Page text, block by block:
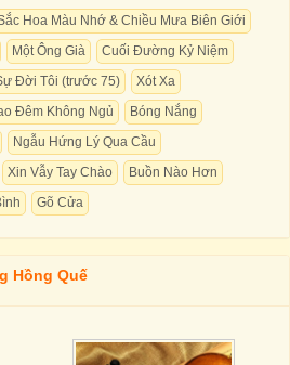
Hoa Màu Nhớ & Chiều Mưa Biên Giới
Một Ông Già
Cuối Đường Kỷ Niệm
Đời Tôi (trước 75)
Xót Xa
Đêm Không Ngủ
Bóng Nắng
Ngẫu Hứng Lý Qua Cầu
Xin Vẫy Tay Chào
Buồn Nào Hơn
Gõ Cửa
Hồng Quế